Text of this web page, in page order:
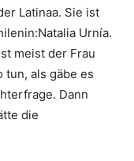
Latinaa. Sie ist
Urnía.
meist der Frau
tun, als gäbe es
Dann
die